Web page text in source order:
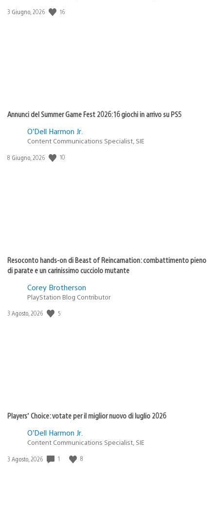
Data
3 Giugno, 2026 16
Annunci del Summer Game Fest 2026: 16 giochi in arrivo su PS5
O’Dell Harmon Jr.
Content Communications Specialist, SIE
Data
8 Giugno, 2026 10
Resoconto hands-on di Beast of Reincarnation: combattimento pieno
di parate e un carinissimo cucciolo mutante
Corey Brotherson
PlayStation Blog Contributor
Data
3 Agosto, 2026 5
Players’ Choice: votate per il miglior nuovo di luglio 2026
O’Dell Harmon Jr.
Content Communications Specialist, SIE
Data
3 Agosto, 2026 1 8